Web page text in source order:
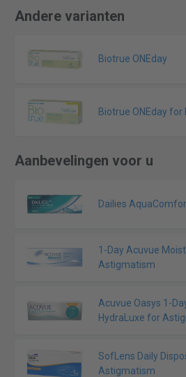
Andere varianten
Biotrue ONEday
Biotrue ONEday for
Aanbevelingen voor u
Dailies
1-Day Acuvue
Astigmatism
Acuvue Oasys 1-
HydraLuxe for
SofLens Daily
Astigmatism